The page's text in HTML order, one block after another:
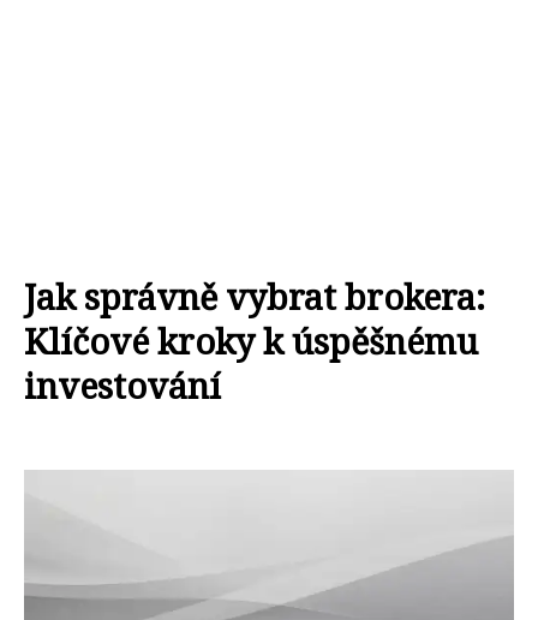
Jak správně vybrat brokera:
Klíčové kroky k úspěšnému
investování